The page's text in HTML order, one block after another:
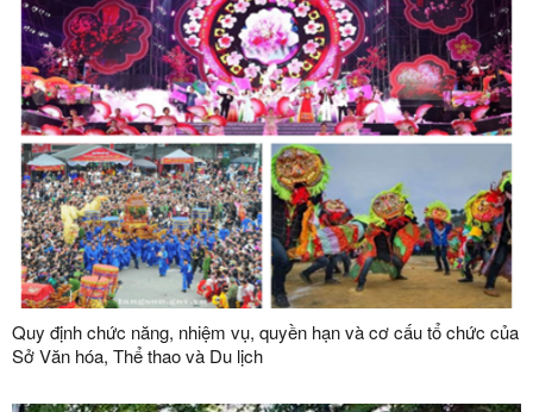
Quy định chức năng, nhiệm vụ, quyền hạn và cơ cấu tổ chức của
Sở Văn hóa, Thể thao và Du lịch